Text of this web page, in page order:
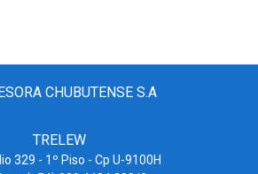
CHUBUTENSE S.A
TRELEW
329 - 1º Piso - Cp U-9100H